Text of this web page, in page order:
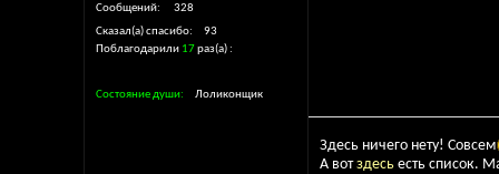
Сообщений
328
Сказал(а) спасибо
93
Поблагодарили 17раз(а)
Состояние души Лоликонщик
Здесь ничего нету! Совсем
А вотздесь есть список.